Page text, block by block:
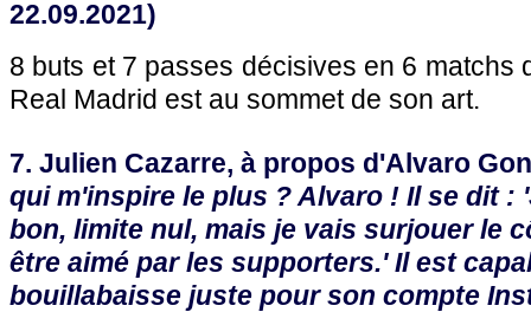
22.09.2021)
8 buts et 7 passes décisives en 6 matchs
Real Madrid est au sommet de son art.
7. Julien Cazarre, à propos d'Alvaro
qui m'inspire le plus ? Alvaro ! Il se dit :
bon, limite nul, mais je vais surjouer le
être aimé par les supporters.' Il est
bouillabaisse juste pour son compte